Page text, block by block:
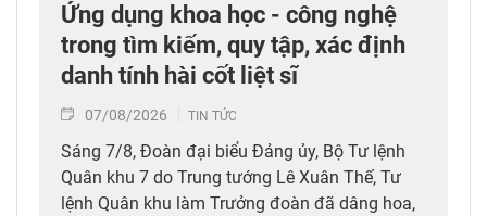
Ứng dụng khoa học - công nghệ
trong tìm kiếm, quy tập, xác định
danh tính hài cốt liệt sĩ
07/08/2026 TIN TỨC
Sáng 7/8, Đoàn đại biểu Đảng ủy, Bộ Tư lệnh
Quân khu 7 do Trung tướng Lê Xuân Thế, Tư
lệnh Quân khu làm Trưởng đoàn đã dâng hoa,